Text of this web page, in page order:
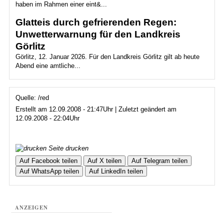
haben im Rahmen einer eint&...
Glatteis durch gefrierenden Regen:
Unwetterwarnung für den Landkreis
Görlitz
Görlitz, 12. Januar 2026. Für den Landkreis Görlitz gilt ab heute
Abend eine amtliche...
Quelle: /red
Erstellt am 12.09.2008 - 21:47Uhr | Zuletzt geändert am
12.09.2008 - 22:04Uhr
Seite drucken
Auf Facebook teilen
Auf X teilen
Auf Telegram teilen
Auf WhatsApp teilen
Auf LinkedIn teilen
ANZEIGEN